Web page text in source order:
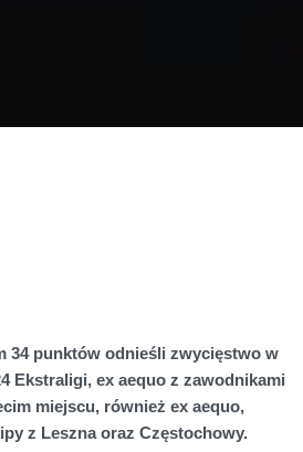
34 punktów odnieśli zwycięstwo w
Ekstraligi, ex aequo z zawodnikami
miejscu, również ex aequo,
z Leszna oraz Częstochowy.